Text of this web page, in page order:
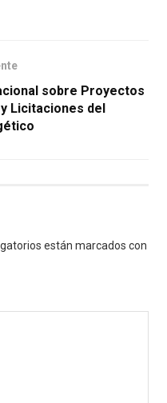
sobre Proyectos
Licitaciones del
están marcados con